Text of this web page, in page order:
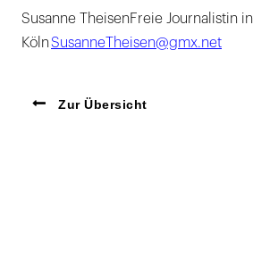
Susanne TheisenFreie Journalistin in
KölnSusanneTheisen@gmx.net
Zur Übersicht